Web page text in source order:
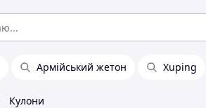
Армійський жетон Xuping
Кулони